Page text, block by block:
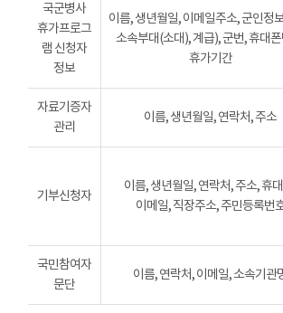
국군병사
휴가프로그
램 신청자
정보
이름, 생년월일, 이메일주소, 군인정
소속부대(소대), 계급), 군번, 휴대
휴가기간
자료기증자
관리
이름, 생년월일, 연락처, 주소
기부신청자
이름, 생년월일, 연락처, 주소, 휴
이메일, 직장주소, 주민등록번
국민참여자
문단
이름, 연락처, 이메일, 소속기관